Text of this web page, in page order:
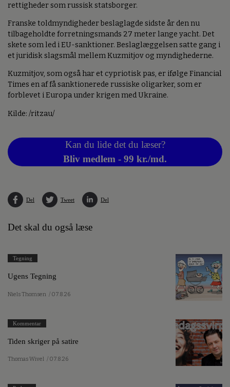
rettigheder som russisk statsborger.
Franske toldmyndigheder beslaglagde sidste år den nu
tilbageholdte forretningsmands 27 meter lange yacht. Det
skete som led i EU-sanktioner. Beslaglæggelsen satte gang i
et juridisk slagsmål mellem Kuzmitjov og myndighederne.
Kuzmitjov, som også har et cypriotisk pas, er ifølge Financial
Times en af få sanktionerede russiske oligarker, som er
forblevet i Europa under krigen med Ukraine.
Kilde: /ritzau/
Kan du lide det du læser?
Bliv medlem - 99 kr./md.
Del Tweet Del
Det skal du også læse
Tegning
Ugens Tegning
Niels Thomsen / 07.8.26
Kommentar
Tiden skriger på satire
Thomas Wivel / 07.8.26